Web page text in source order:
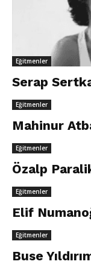
Eğitmenler
Serap
Eğitmenler
Mahinur
Eğitmenler
Özalp
Eğitmenler
Elif
Eğitmenler
Buse